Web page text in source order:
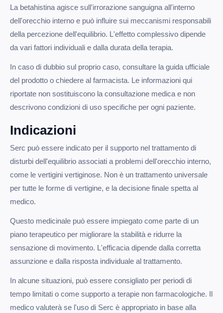
La betahistina agisce sull'irrorazione sanguigna all'interno
dell'orecchio interno e può influire sui meccanismi responsabili
della percezione dell'equilibrio. L'effetto complessivo dipende
da vari fattori individuali e dalla durata della terapia.
In caso di dubbio sul proprio caso, consultare la guida ufficiale
del prodotto o chiedere al farmacista. Le informazioni qui
riportate non sostituiscono la consultazione medica e non
descrivono condizioni di uso specifiche per ogni paziente.
Indicazioni
Serc può essere indicato per il supporto nel trattamento di
disturbi dell'equilibrio associati a problemi dell'orecchio interno,
come le vertigini vertiginose. Non è un trattamento universale
per tutte le forme di vertigine, e la decisione finale spetta al
medico.
Questo medicinale può essere impiegato come parte di un
piano terapeutico per migliorare la stabilità e ridurre la
sensazione di movimento. L'efficacia dipende dalla corretta
assunzione e dalla risposta individuale al trattamento.
In alcune situazioni, può essere consigliato per periodi di
tempo limitati o come supporto a terapie non farmacologiche. Il
medico valuterà se l'uso di Serc è appropriato in base alla